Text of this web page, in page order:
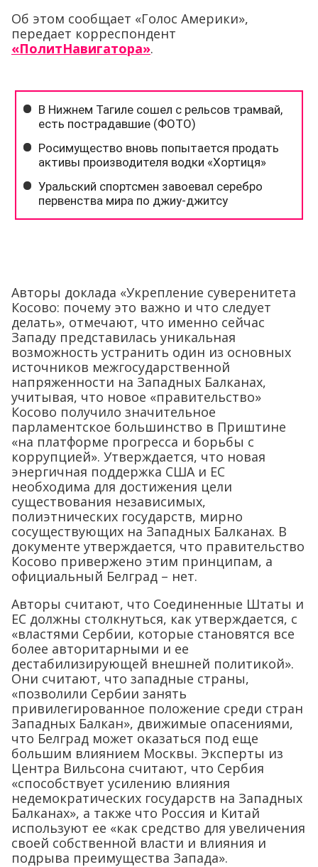
Об этом сообщает «Голос Америки»,
передает корреспондент
«ПолитНавигатора».
Авторы доклада «Укрепление суверенитета
Косово: почему это важно и что следует
делать», отмечают, что именно сейчас
Западу представилась уникальная
возможность устранить один из основных
источников межгосударственной
напряженности на Западных Балканах,
учитывая, что новое «правительство»
Косово получило значительное
парламентское большинство в Приштине
«на платформе прогресса и борьбы с
коррупцией». Утверждается, что новая
энергичная поддержка США и ЕС
необходима для достижения цели
существования независимых,
полиэтнических государств, мирно
сосуществующих на Западных Балканах. В
документе утверждается, что правительство
Косово привержено этим принципам, а
официальный Белград – нет.
Авторы считают, что Соединенные Штаты и
ЕС должны столкнуться, как утверждается, с
«властями Сербии, которые становятся все
более авторитарными и ее
дестабилизирующей внешней политикой».
Они считают, что западные страны,
«позволили Сербии занять
привилегированное положение среди стран
Западных Балкан», движимые опасениями,
что Белград может оказаться под еще
большим влиянием Москвы. Эксперты из
Центра Вильсона считают, что Сербия
«способствует усилению влияния
недемократических государств на Западных
Балканах», а также что Россия и Китай
используют ее «как средство для увеличения
своей собственной власти и влияния и
подрыва преимущества Запада».